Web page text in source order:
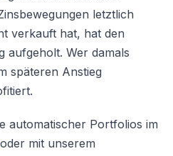
letztlich
verkauft hat, hat den
aufgeholt. Wer damals
späteren Anstieg
automatischer Portfolios im
oder mit unserem